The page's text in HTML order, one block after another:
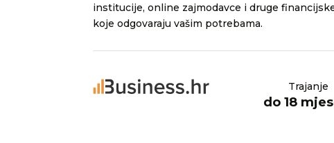
institucije, online zajmodavce i druge
koje odgovaraju vašim potrebama.
Trajanje
do 18